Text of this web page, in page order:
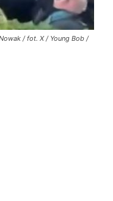
/ fot. X / Young Bob /